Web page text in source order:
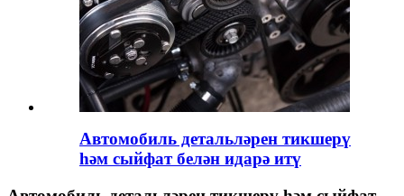
Автомобиль детальләрен тикшерү
һәм сыйфат белән идарә итү